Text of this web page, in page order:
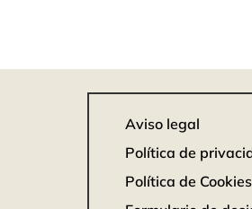
Aviso legal
Política de
Política de Cookies